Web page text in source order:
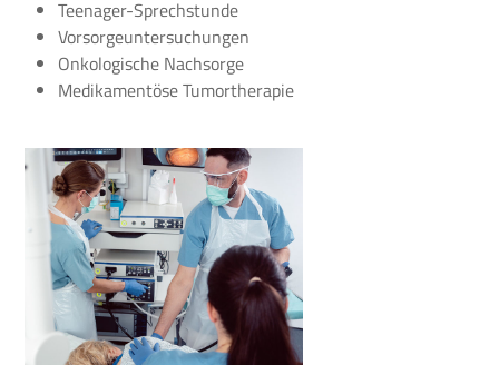
Teenager-Sprechstunde
Vorsorgeuntersuchungen
Onkologische Nachsorge
Medikamentöse Tumortherapie